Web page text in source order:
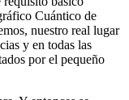
Cuántico de
nuestro real lugar
y en todas las
por el pequeño